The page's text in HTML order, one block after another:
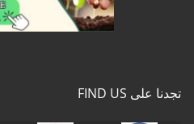
تجدنا على FIND US